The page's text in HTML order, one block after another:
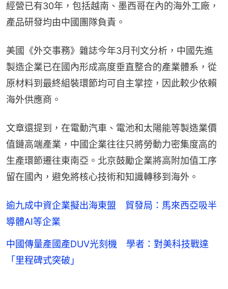
經營已有30年，包括越南、墨西哥在內的海外工廠，
產品研發均由中國團隊負責。
美國《外交事務》雜誌今年3月刊文分析，中國先進
製造企業已在國內形成高度垂直整合的產業體系，從
原材料到最終組裝環節均可自主掌控，因此較少依賴
海外供應商。
文章還提到，在電動汽車、電池和太陽能等製造業價
值鏈高端產業，中國企業往往只將勞動力密集度高的
生產環節遷往東南亞。北京鼓勵企業將高附加值工序
留在國內，避免將核心技術和知識轉移到海外。
逾九成中資企業擬出海東盟 貿發局：馬來西亞吸半
導體AI等企業
中國傳量產國產DUV光刻機 學者：對美科技戰達
「里程碑式突破」